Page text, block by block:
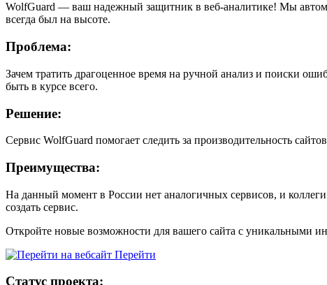
WolfGuard — ваш надежный защитник в веб-аналитике! Мы
всегда был на высоте.
Проблема:
Зачем тратить драгоценное время на ручной анализ и поиски
быть в курсе всего.
Решение:
Сервис WolfGuard помогает следить за производительность
Преимущества:
На данный момент в России нет аналогичных сервисов, и
создать сервис.
Откройте новые возможности для вашего сайта с уникальными
Перейти
Статус проекта: